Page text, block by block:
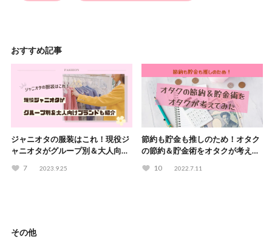
おすすめ記事
ジャニオタの服装はこれ！現役ジ
ャニオタがグループ別＆大人向け
7 2023.9.25
節約も貯金も推しのため！オタク
の節約＆貯金術をオタクが考えて
10 2022.7.11
その他